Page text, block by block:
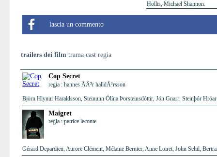
Hollis, Michael Shannon.
lascia un commento
trailers dei film trama cast regia
Cop Secret
regia : hannes ÃÃ³r halldÃ³rsson
Björn Hlynur Haraldsson, Steinunn Ólína Þorsteinsdóttir, Jón Gnarr, Steinþór
Maigret
regia : patrice leconte
Gérard Depardieu, Aurore Clément, Mélanie Bernier, Anne Loiret, John Sehil,